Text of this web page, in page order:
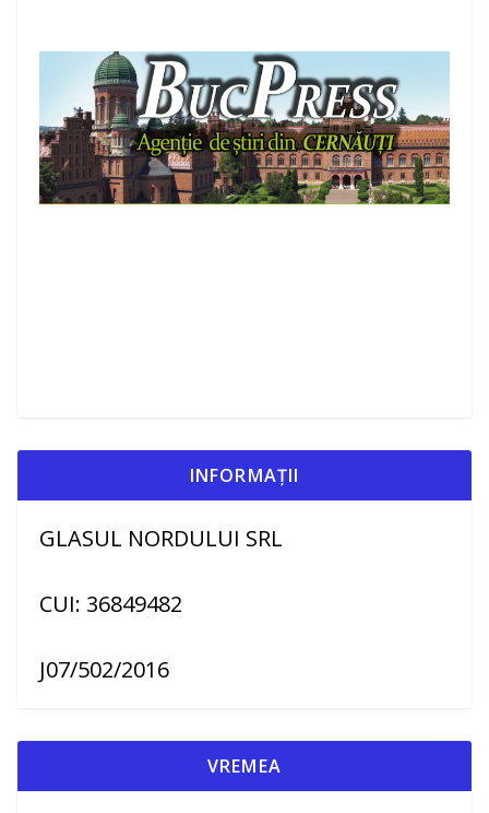
INFORMAȚII
GLASUL NORDULUI SRL
CUI: 36849482
J07/502/2016
VREMEA